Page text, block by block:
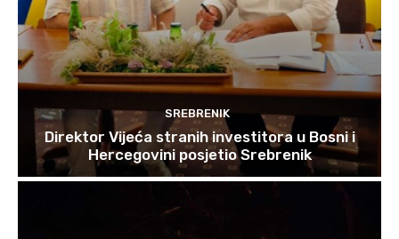
SREBRENIK
Direktor Vijeća stranih investitora u Bosni i
Hercegovini posjetio Srebrenik